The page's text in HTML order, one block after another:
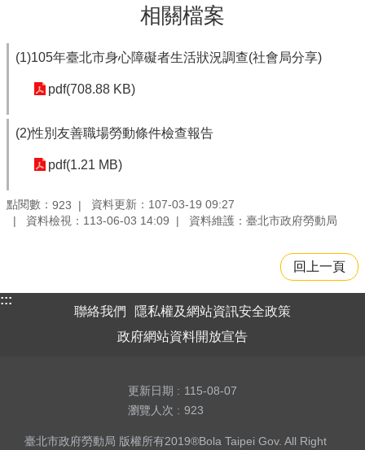
相關檔案
(1)105年臺北市身心障礙者生活狀況調查(社會局分享)
pdf(708.88 KB)
(2)性別友善職場勞動條件檢查報告
pdf(1.21 MB)
點閱數： 923
資料更新：107-03-19 09:27
資料檢視：113-06-03 14:09
資料維護：臺北市政府勞動局
回上一頁
:::
聯絡我們
隱私權及網站資訊安全政策
政府網站資料開放宣告
更新日期
115-08-07
瀏覽人次
923
臺北市政府勞動局 版權所有2019®Bola Taipei Gov. All Right